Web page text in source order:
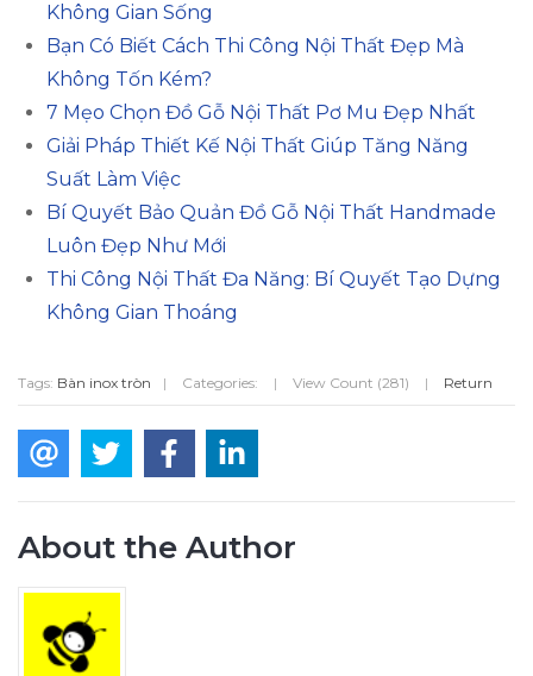
Không Gian Sống
Bạn Có Biết Cách Thi Công Nội Thất Đẹp Mà
Không Tốn Kém?
7 Mẹo Chọn Đồ Gỗ Nội Thất Pơ Mu Đẹp Nhất
Giải Pháp Thiết Kế Nội Thất Giúp Tăng Năng
Suất Làm Việc
Bí Quyết Bảo Quản Đồ Gỗ Nội Thất Handmade
Luôn Đẹp Như Mới
Thi Công Nội Thất Đa Năng: Bí Quyết Tạo Dựng
Không Gian Thoáng
Tags: Bàn inox tròn | Categories: | View Count (281) | Return
About the Author